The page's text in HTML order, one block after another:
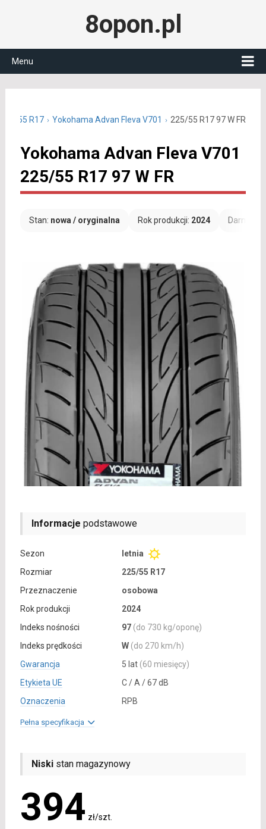
8opon.pl
Menu
55 R17 Yokohama Advan Fleva V701 225/55 R17 97 W FR
Yokohama Advan Fleva V701
225/55 R17 97 W FR
Stan: nowa / oryginalna Rok produkcji: 2024
Informacje podstawowe
Sezon
letnia
Rozmiar
225/55 R17
Przeznaczenie
osobowa
Rok produkcji
2024
Indeks nośności
97 (do 730 kg/oponę)
Indeks prędkości
W (do 270 km/h)
Gwarancja
5 lat (60 miesięcy)
Etykieta UE
C / A / 67 dB
Oznaczenia
RPB
Pełna specyfikacja
Niskistan magazynowy
394 zł/szt.